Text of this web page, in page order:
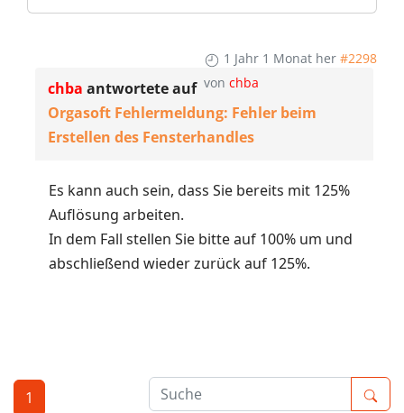
1 Jahr 1 Monat her #2298
von chba
chba antwortete auf
Orgasoft Fehlermeldung: Fehler beim
Erstellen des Fensterhandles
Es kann auch sein, dass Sie bereits mit 125%
Auflösung arbeiten.
In dem Fall stellen Sie bitte auf 100% um und
abschließend wieder zurück auf 125%.
1